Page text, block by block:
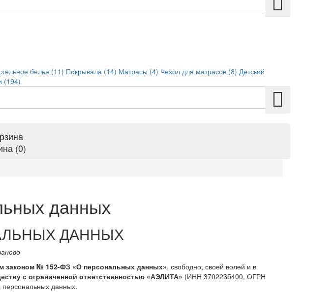
белье (11) Покрывала (14) Матрасы (4) Чехол для матрасов (8) Детский
(194)
(0)
данных
ДАННЫХ
законом № 152-ФЗ «О персональных данных», свободно, своей волей и в
с ограниченной ответственностью «АЭЛИТА» (ИНН 3702235400, ОГРН
данных.